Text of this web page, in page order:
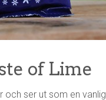
of Lime
ser ut som en vanlig